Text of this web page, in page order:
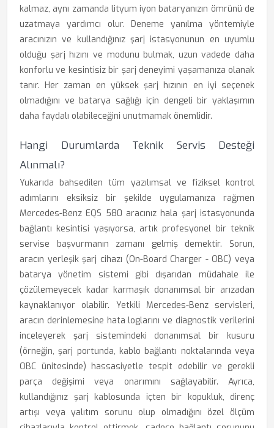
kalmaz, aynı zamanda lityum iyon bataryanızın ömrünü de
uzatmaya yardımcı olur. Deneme yanılma yöntemiyle
aracınızın ve kullandığınız şarj istasyonunun en uyumlu
olduğu şarj hızını ve modunu bulmak, uzun vadede daha
konforlu ve kesintisiz bir şarj deneyimi yaşamanıza olanak
tanır. Her zaman en yüksek şarj hızının en iyi seçenek
olmadığını ve batarya sağlığı için dengeli bir yaklaşımın
daha faydalı olabileceğini unutmamak önemlidir.
Hangi Durumlarda Teknik Servis Desteği
Alınmalı?
Yukarıda bahsedilen tüm yazılımsal ve fiziksel kontrol
adımlarını eksiksiz bir şekilde uygulamanıza rağmen
Mercedes-Benz EQS 580 aracınız hala şarj istasyonunda
bağlantı kesintisi yaşıyorsa, artık profesyonel bir teknik
servise başvurmanın zamanı gelmiş demektir. Sorun,
aracın yerleşik şarj cihazı (On-Board Charger - OBC) veya
batarya yönetim sistemi gibi dışarıdan müdahale ile
çözülemeyecek kadar karmaşık donanımsal bir arızadan
kaynaklanıyor olabilir. Yetkili Mercedes-Benz servisleri,
aracın derinlemesine hata loglarını ve diagnostik verilerini
inceleyerek şarj sistemindeki donanımsal bir kusuru
(örneğin, şarj portunda, kablo bağlantı noktalarında veya
OBC ünitesinde) hassasiyetle tespit edebilir ve gerekli
parça değişimi veya onarımını sağlayabilir. Ayrıca,
kullandığınız şarj kablosunda içten bir kopukluk, direnç
artışı veya yalıtım sorunu olup olmadığını özel ölçüm